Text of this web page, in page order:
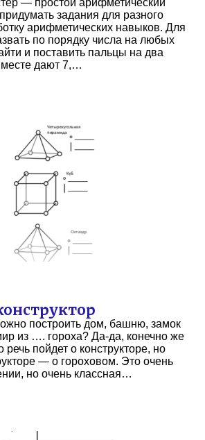
— простой арифметический
задания для разного
арифметических навыков. Для
по порядку числа на любых
и поставить пальцы на два
дают 7,…
построить дом, башню, замок
из …. гороха? Да-да, конечно же
речь пойдет о конструкторе, но
— о гороховом. Это очень
но очень классная…